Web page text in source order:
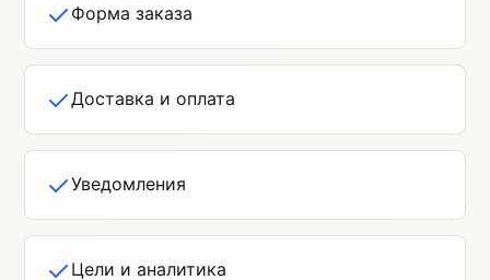
Форма заказа
Доставка и оплата
Уведомления
Цели и аналитика